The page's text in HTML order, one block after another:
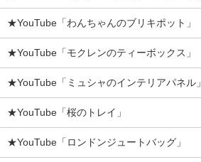
★YouTube「わんちゃんのブリキポット」
★YouTube「モクレンのティーボックス」
★YouTube「ミュシャのインテリアパネル」
★YouTube「桜のトレイ」
★YouTube「ロンドンジュートバッグ」